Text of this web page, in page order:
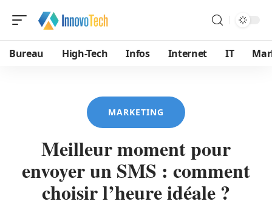
Bureau High-Tech Infos Internet IT
MARKETING
Meilleur moment pour
envoyer un SMS : comment
choisir l’heure idéale ?